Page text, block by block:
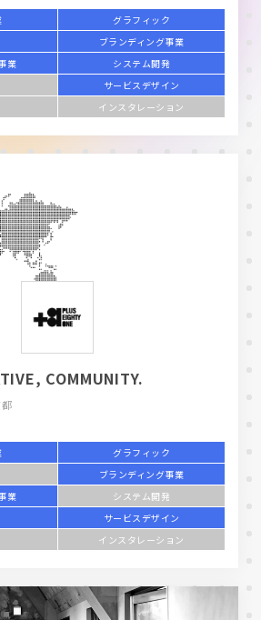
グラフィック
ブランディング事業
業
システム開発
サービスデザイン
インスタレーション
COMMUNITY.
グラフィック
ブランディング事業
業
システム開発
サービスデザイン
インスタレーション